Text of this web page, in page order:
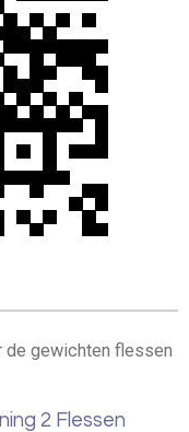
de gewichten flessen
2 Flessen